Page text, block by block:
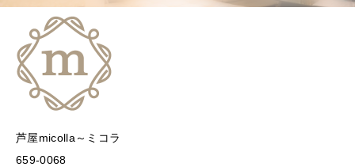
芦屋micolla～ミコラ
659-0068